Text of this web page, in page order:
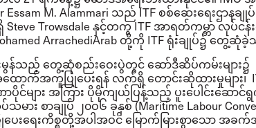
Essam M. Alammari သည် ITF စစ်ဆေးရေးဌာနချု
Steve Trowsdale နှင့်တကွITF အာရတ်ကမ္ဘာ လုပ်င
ArrachediArab တို့ကို ITF ရုံးချုပ်၌ တွေ့ဆုံ
သည့် တွေ့ဆုံစည်းဝေးပွဲတွင် ဆော်ဒီဆိပ်ကမ်းများ၌
ထောက်အကူပြုပေးရန် လက်ရှိ တောင်းဆိုထားမှုများ၊
ပိုင်များ အကြား ပိုမိုကျယ်ပြန့်သည့် ပူးပေါင်းဆော
မား စာချုပ် ၂၀ဝ၆ ခုနှစ် (Maritime Labour
းရေးကိစ္စတို့အပါအဝင် မြောက်မြားစွာသော အခက်